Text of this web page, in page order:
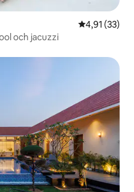
4,91 av 5 i
4,91 (33)
och jacuzzi